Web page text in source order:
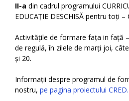
II-a din cadrul programului
EDUCAȚIE DESCHISĂ pentru toți –
Activitățile de formare fața in față
de regulă, în zilele de marți joi,
și 20.
Informații despre programul de
nostru, pe pagina proiectului CRED.